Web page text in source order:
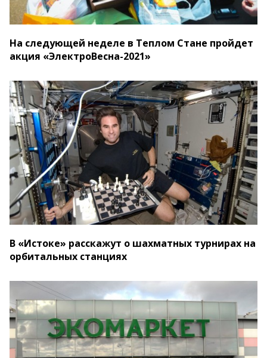
На следующей неделе в Теплом Стане пройдет
акция «ЭлектроВесна-2021»
В «Истоке» расскажут о шахматных турнирах на
орбитальных станциях